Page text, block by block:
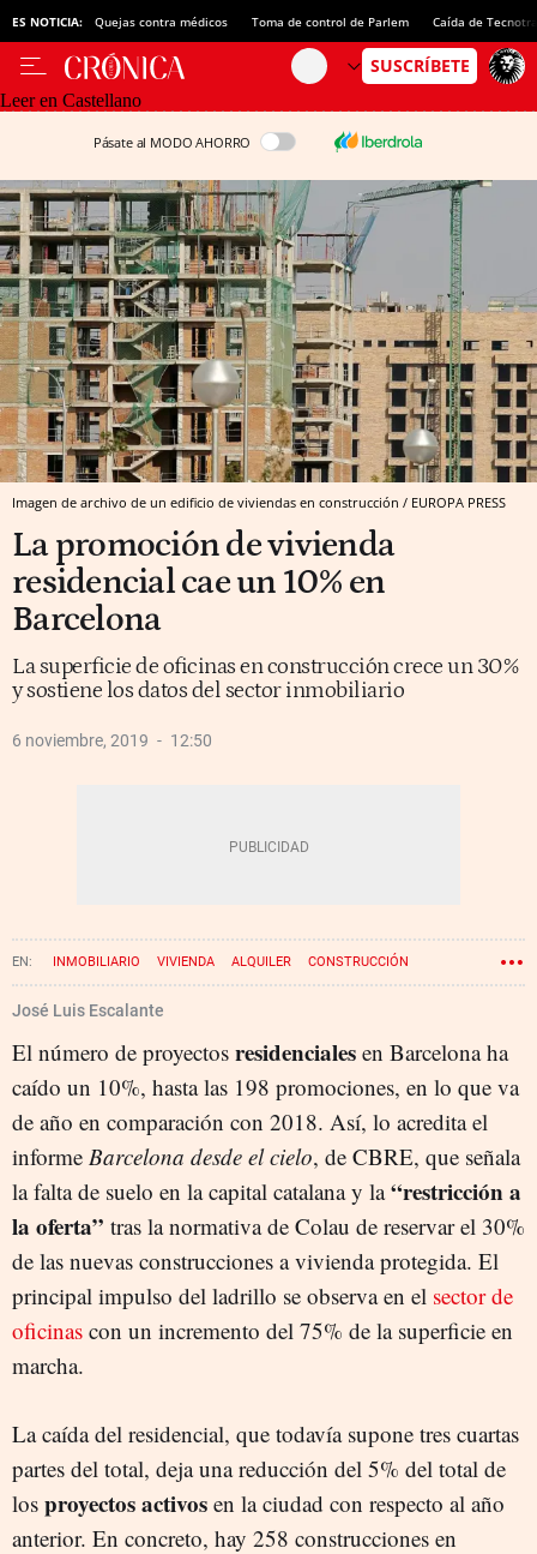
ES NOTICIA: Quejas contra médicos Toma de control de Parlem Caída de
Leer en Castellano
Pásate al MODO AHORRO
Imagen de archivo de un edificio de viviendas en construcción / EUROPA PRESS
La promoción de vivienda
residencial cae un 10% en
Barcelona
La superficie de oficinas en construcción crece un 30%
y sostiene los datos del sector inmobiliario
6 noviembre, 2019 12:50
INMOBILIARIO VIVIENDA ALQUILER CONSTRUCCIÓN
OFICINAS
José Luis Escalante
El número de proyectos residenciales en Barcelona ha
caído un 10%, hasta las 198 promociones, en lo que va
de año en comparación con 2018. Así, lo acredita el
informe Barcelona desde el cielo, de CBRE, que señala
la falta de suelo en la capital catalana y la“restricción a
la oferta” tras la normativa de Colau de reservar el 30%
de las nuevas construcciones a vivienda protegida. El
principal impulso del ladrillo se observa en el sector de
oficinas con un incremento del 75% de la superficie en
marcha.
La caída del residencial, que todavía supone tres cuartas
partes del total, deja una reducción del 5% del total de
los proyectos activos en la ciudad con respecto al año
anterior. En concreto, hay 258 construcciones en